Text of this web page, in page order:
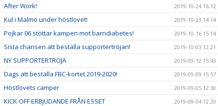
After Work! 2019-10-24 16:12
Kul i Malmö under höstlovet! 2019-10-23 14:14
Pojkar 06 stöttar kampen mot barndiabetes! 2019-10-16 15:14
Sista chansen att beställa supportertröjan! 2019-10-03 12:21
NY SUPPORTERTRÖJA 2019-09-12 15:43
Dags att beställa FBC-kortet 2019-2020! 2019-09-09 15:57
Höstlovets camper 2019-09-05 12:30
KICK-OFF ERBJUDANDE FRÅN ESSET 2019-09-04 12:20